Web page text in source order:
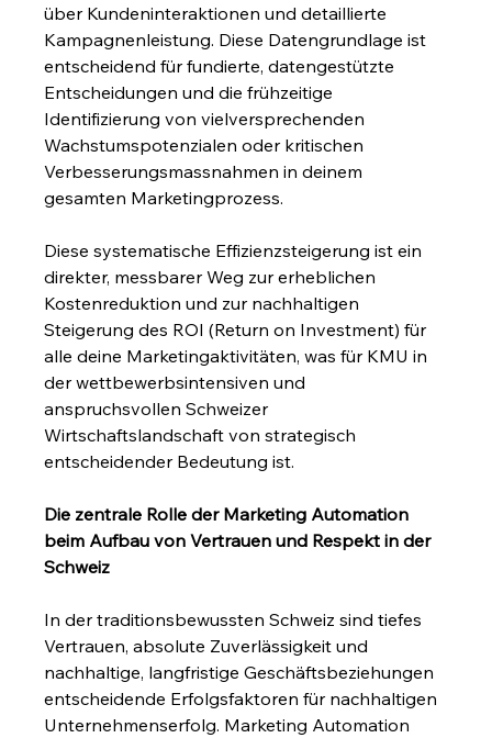
über Kundeninteraktionen und detaillierte
Kampagnenleistung. Diese Datengrundlage ist
entscheidend für fundierte, datengestützte
Entscheidungen und die frühzeitige
Identifizierung von vielversprechenden
Wachstumspotenzialen oder kritischen
Verbesserungsmassnahmen in deinem
gesamten Marketingprozess.
Diese systematische Effizienzsteigerung ist ein
direkter, messbarer Weg zur erheblichen
Kostenreduktion und zur nachhaltigen
Steigerung des ROI (Return on Investment) für
alle deine Marketingaktivitäten, was für KMU in
der wettbewerbsintensiven und
anspruchsvollen Schweizer
Wirtschaftslandschaft von strategisch
entscheidender Bedeutung ist.
Die zentrale Rolle der Marketing Automation
beim Aufbau von Vertrauen und Respekt in der
Schweiz
In der traditionsbewussten Schweiz sind tiefes
Vertrauen, absolute Zuverlässigkeit und
nachhaltige, langfristige Geschäftsbeziehungen
entscheidende Erfolgsfaktoren für nachhaltigen
Unternehmenserfolg. Marketing Automation